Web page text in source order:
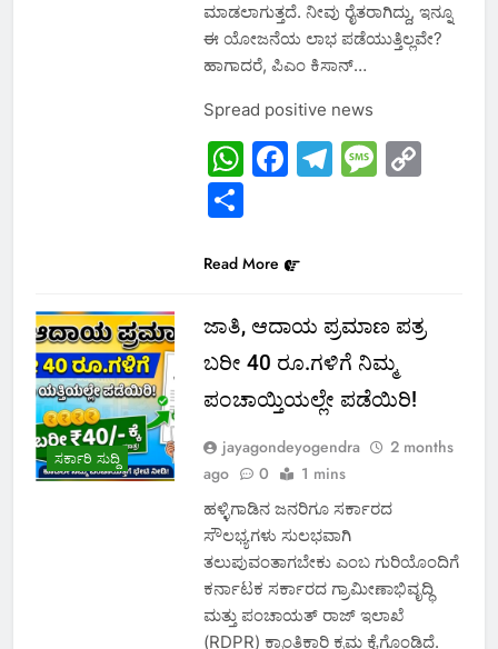
ಮಾಡಲಾಗುತ್ತದೆ. ನೀವು ರೈತರಾಗಿದ್ದು, ಇನ್ನೂ
ಈ ಯೋಜನೆಯ ಲಾಭ ಪಡೆಯುತ್ತಿಲ್ಲವೇ?
ಹಾಗಾದರೆ, ಪಿಎಂ ಕಿಸಾನ್…
Spread positive news
WhatsApp
Facebook
Telegram
Share
Read More
ಸರ್ಕಾರಿ ಸುದ್ದಿ
ಜಾತಿ, ಆದಾಯ ಪ್ರಮಾಣ ಪತ್ರ
ಬರೀ 40 ರೂ.ಗಳಿಗೆ ನಿಮ್ಮ
ಪಂಚಾಯ್ತಿಯಲ್ಲೇ ಪಡೆಯಿರಿ!
jayagondeyogendra
2 months
ago
0 1 mins
ಹಳ್ಳಿಗಾಡಿನ ಜನರಿಗೂ ಸರ್ಕಾರದ
ಸೌಲಭ್ಯಗಳು ಸುಲಭವಾಗಿ
ತಲುಪುವಂತಾಗಬೇಕು ಎಂಬ ಗುರಿಯೊಂದಿಗೆ
ಕರ್ನಾಟಕ ಸರ್ಕಾರದ ಗ್ರಾಮೀಣಾಭಿವೃದ್ಧಿ
ಮತ್ತು ಪಂಚಾಯತ್ ರಾಜ್ ಇಲಾಖೆ
(RDPR) ಕ್ರಾಂತಿಕಾರಿ ಕ್ರಮ ಕೈಗೊಂಡಿದೆ.